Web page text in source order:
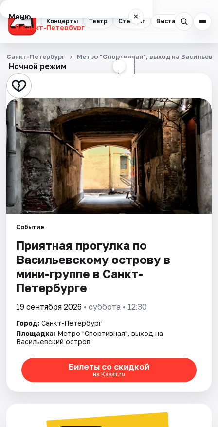
Концерты Театр Стендап Выставки
Меню ×
Санкт-Петербург
Концерты
Театр
Стендап
Выставки
Квесты
Экскурсии
Спорт
События
Города
Площадки
Артисты
Рейтинги
Ночной режим ☾
Санкт-Петербург Метро "Спортивная", выход на
Событие
Приятная прогулка по
Васильевскому острову в
мини-группе в Санкт-
Петербурге
19 сентября 2026 • суббота • 12:30
Город: Санкт-Петербург
Площадка: Метро "Спортивная", выход на
Васильевский остров
Билеты со скидкой
на Kassir.ru